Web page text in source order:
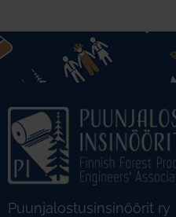
Puunjalostusinsinöörit ry